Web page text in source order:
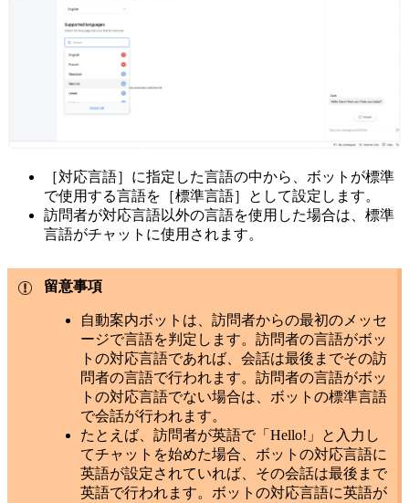
［対応言語］に指定した言語の中から、ボットが標準
で使用する言語を［標準言語］として設定します。
訪問者が対応言語以外の言語を使用した場合は、標準
言語がチャットに使用されます。
留意事項
自動案内ボットは、訪問者からの最初のメッセ
ージで言語を判定します。訪問者の言語がボッ
トの対応言語であれば、会話は最後までその訪
問者の言語で行われます。訪問者の言語がボッ
トの対応言語でない場合は、ボットの標準言語
で会話が行われます。
たとえば、訪問者が英語で「Hello!」と入力し
てチャットを始めた場合、ボットの対応言語に
英語が設定されていれば、その会話は最後まで
英語で行われます。ボットの対応言語に英語が